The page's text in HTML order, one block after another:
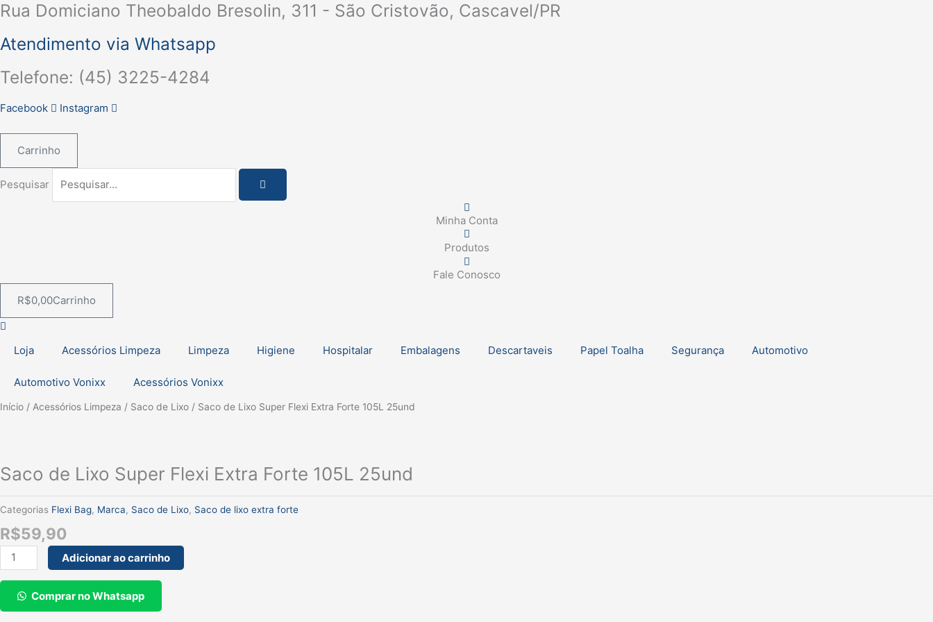
Ir
o
Rua Domiciano Theobaldo Bresolin, 311 - São Cristovão, Cascavel/PR
Atendimento via Whatsapp
Telefone: (45) 3225-4284
Facebook Instagram
Carrinho
Pesquisar
Minha Conta
Produtos
Fale Conosco
R$0,00Carrinho
Loja Acessórios Limpeza Limpeza Higiene Hospitalar Embalagens Descartaveis Papel Toalha Segurança Automotivo
Automotivo Vonixx Acessórios Vonixx
Início / Acessórios Limpeza / Saco de Lixo / Saco de Lixo Super Flexi Extra Forte 105L 25und
Saco de Lixo Super Flexi Extra Forte 105L 25und
Categorias Flexi Bag, Marca, Saco de Lixo, Saco de lixo extra forte
R$59,90
Saco
Flexi
Forte
25und
quantidade
Adicionar ao carrinho
Comprar no Whatsapp